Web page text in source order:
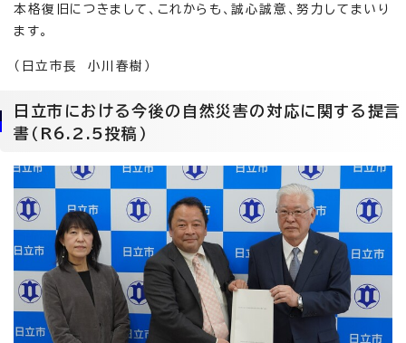
本格復旧につきまして、これからも、誠心誠意、努力してまいり
ます。
（日立市長 小川春樹）
日立市における今後の自然災害の対応に関する提言
書（R6.2.5投稿）